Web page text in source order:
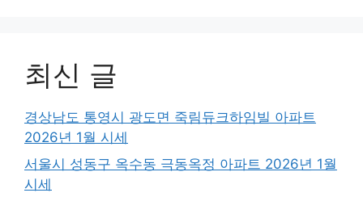
최신 글
경상남도 통영시 광도면 죽림듀크하임빌 아파트
2026년 1월 시세
서울시 성동구 옥수동 극동옥정 아파트 2026년 1월
시세